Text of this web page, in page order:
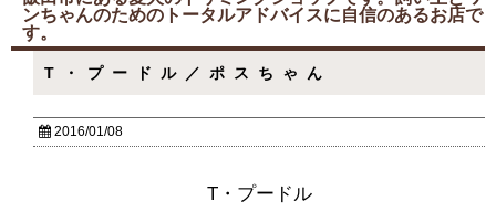
ンちゃんのためのトータルアドバイスに自信のあるお店で
す。
T・プードル／ポスちゃん
2016/01/08
T・プードル